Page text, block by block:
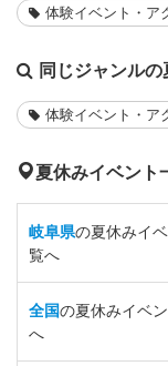
体験イベント・ア
同じジャンルの
体験イベント・ア
夏休みイベント
岐阜県の夏休みイ
覧へ
全国の夏休みイベ
へ